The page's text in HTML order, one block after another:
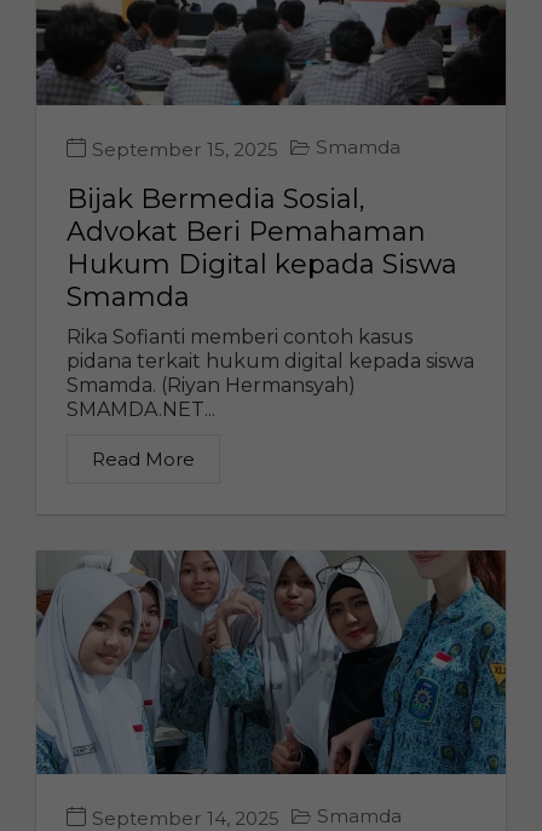
September 15, 2025 Smamda
Bijak Bermedia Sosial,
Advokat Beri Pemahaman
Hukum Digital kepada Siswa
Smamda
Rika Sofianti memberi contoh kasus
pidana terkait hukum digital kepada siswa
Smamda. (Riyan Hermansyah)
SMAMDA.NET...
Read More
September 14, 2025 Smamda